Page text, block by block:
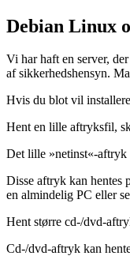
Debian Linux
Vi har haft en server,
af sikkerhedshensyn.
Hvis du blot vil
Hent en lille aftryksfil,
Det lille »netinst«-aftryk
Disse aftryk kan hentes
en almindelig PC eller
Hent større cd-/dvd-
Cd-/dvd-aftryk kan